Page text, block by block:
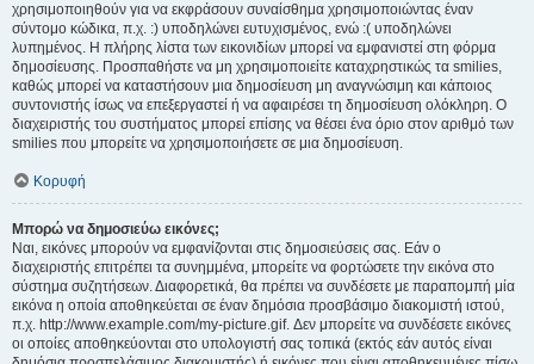
χρησιμοποιηθούν για να εκφράσουν συναίσθημα χρησιμοποιώντας έναν
σύντομο κώδικα, π.χ. :) υποδηλώνει ευτυχισμένος, ενώ :( υποδηλώνει
λυπημένος. Η πλήρης λίστα των εικονιδίων μπορεί να εμφανιστεί στη φόρμα
δημοσίευσης. Προσπαθήστε να μη χρησιμοποιείτε καταχρηστικώς τα smilies,
καθώς μπορεί να καταστήσουν μια δημοσίευση μη αναγνώσιμη και κάποιος
συντονιστής ίσως να επεξεργαστεί ή να αφαιρέσει τη δημοσίευση ολόκληρη. Ο
διαχειριστής του συστήματος μπορεί επίσης να θέσει ένα όριο στον αριθμό των
smilies που μπορείτε να χρησιμοποιήσετε σε μια δημοσίευση.
Κορυφή
Μπορώ να δημοσιεύω εικόνες;
Ναι, εικόνες μπορούν να εμφανίζονται στις δημοσιεύσεις σας. Εάν ο
διαχειριστής επιτρέπει τα συνημμένα, μπορείτε να φορτώσετε την εικόνα στο
σύστημα συζητήσεων. Διαφορετικά, θα πρέπει να συνδέσετε με παραπομπή μία
εικόνα η οποία αποθηκεύεται σε έναν δημόσια προσβάσιμο διακομιστή ιστού,
π.χ. http://www.example.com/my-picture.gif. Δεν μπορείτε να συνδέσετε εικόνες
οι οποίες αποθηκεύονται στο υπολογιστή σας τοπικά (εκτός εάν αυτός είναι